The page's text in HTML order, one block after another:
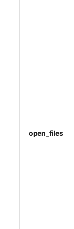
open_files